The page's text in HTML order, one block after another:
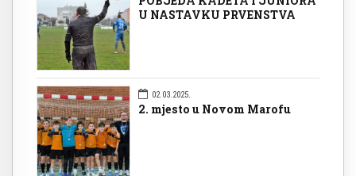
U NASTAVKU PRVENSTVA
02.03.2025.
2. mjesto u Novom Marofu